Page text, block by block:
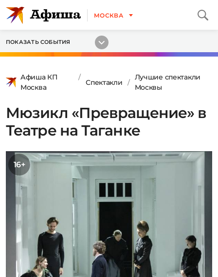
МОСКВА
ПОКАЗАТЬ СОБЫТИЯ
Афиша КП
Москва
Спектакли
Лучшие спектакли
Москвы
Мюзикл «Превращение» в
Театре на Таганке
16+